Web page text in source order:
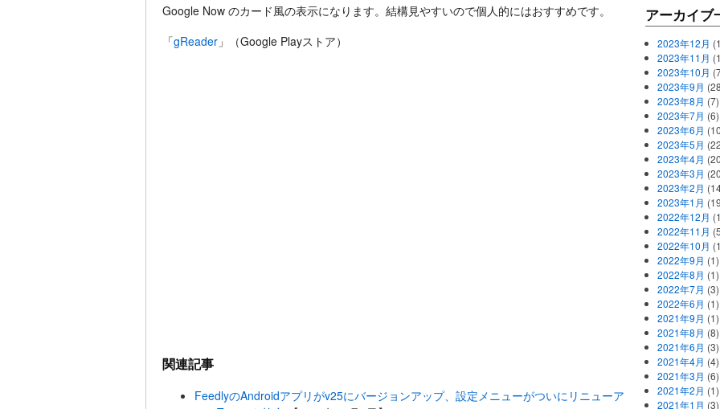
Google Now のカード風の表示になります。結構見やすいので個人的にはおすすめです。
「gReader 」（Google Playストア）
関連記事
FeedlyのAndroidアプリがv25にバージョンアップ、設定メニューがついにリニューア
アーカイブ
2023年12月
2023年11月
2023年10月
2023年9月
2023年8月 (7)
2023年7月 (6)
2023年6月
2023年5月
2023年4月
2023年3月
2023年2月
2023年1月
2022年12月
2022年11月
2022年10月
2022年9月 (1)
2022年8月 (1)
2022年7月 (3)
2022年6月 (1)
2021年9月 (1)
2021年8月 (8)
2021年6月 (3)
2021年4月 (4)
2021年3月 (6)
2021年2月 (1)
2021年1月 (3)